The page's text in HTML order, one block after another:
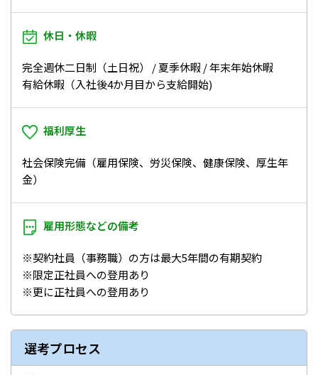
休日・休暇
完全週休二日制（土日祝） / 夏季休暇 / 年末年始休暇
有給休暇（入社後4か月目から支給開始)
福利厚生
社会保険完備（雇用保険、労災保険、健康保険、厚生年
金）
雇用形態などの備考
※契約社員（事務職）の方は最大5年間の有期契約
※限定正社員への登用あり
※更に正社員への登用あり
選考プロセス